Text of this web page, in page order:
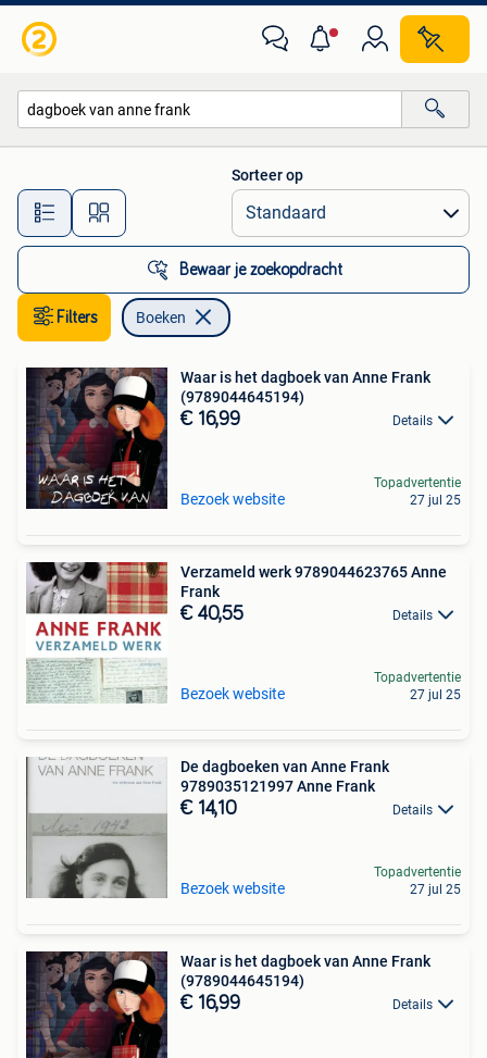
Alle afstanden…
Sorteer op
Bewaar je zoekopdracht
Filters Boeken
Waar is het dagboek van Anne Frank
(9789044645194)
€ 16,99 Details
Bezoek website
Topadvertentie
27 jul 25
Verzameld werk 9789044623765 Anne
Frank
€ 40,55 Details
Bezoek website
Topadvertentie
27 jul 25
De dagboeken van Anne Frank
9789035121997 Anne Frank
€ 14,10 Details
Bezoek website
Topadvertentie
27 jul 25
Waar is het dagboek van Anne Frank
(9789044645194)
€ 16,99 Details